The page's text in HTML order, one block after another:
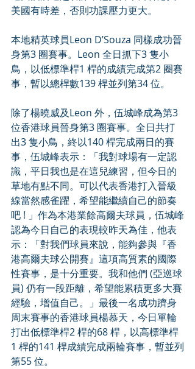
美國有時差，否則功課壓力更大。
本地精英球員Leon D’Souza 同樣成功晉
身第3 圈賽事。Leon 全日抓下3 隻小
鳥，以低標準桿1 桿的成績完成第2 圈賽
事，暫以總桿數139 桿並列第34 位。
除了楊曉威及Leon 外，伍城峰成為第3
位香港球員晉身第3 圈賽事。全日共打
出3 隻小鳥，終以140 桿完成兩日的賽
事，伍城峰表示：「我對球場有一定認
識，平日我也是在這兒練習，但今日的
草地有點不同。可以代表香港打入晉級
線當然感雀躍，希望能繼續自己的節奏
吧 ! 」作為本港業餘高爾夫球員，伍城峰
認為今日自己的表現較昨天為佳，他表
示：「對我們球員來說，能夠參與『香
港高爾夫球公開賽』這項高質素的國際
性賽事，是十分重要。我和他們 (亞巡球
員) 仍有一段距離，希望能累積更多大賽
經驗，增值自己。」最後一名成功躋身
周末賽事的香港球員楊慕天，今日單輪
打出低標準桿2 桿的68 桿，以高標準桿
1 桿的141 桿成績完成兩輪賽事，暫並列
第55 位。